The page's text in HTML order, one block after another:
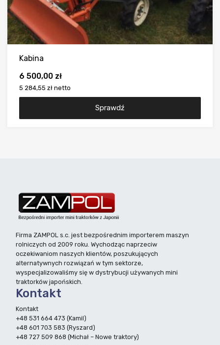
Kabina
6 500,00 zł
5 284,55 zł netto
Sprawdź
Firma ZAMPOL s.c. jest bezpośrednim importerem maszyn
rolniczych od 2009 roku. Wychodząc naprzeciw
oczekiwaniom naszych klientów, poszukujących
alternatywnych rozwiązań w tym sektorze,
wyspecjalizowaliśmy się w dystrybucji używanych mini
traktorków japońskich.
Kontakt
Kontakt
+48 531 664 473 (Kamil)
+48 601 703 583 (Ryszard)
+48 727 509 868 (Michał – Nowe traktory)